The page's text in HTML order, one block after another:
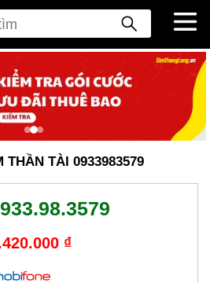
THẦN TÀI 0933983579
₫